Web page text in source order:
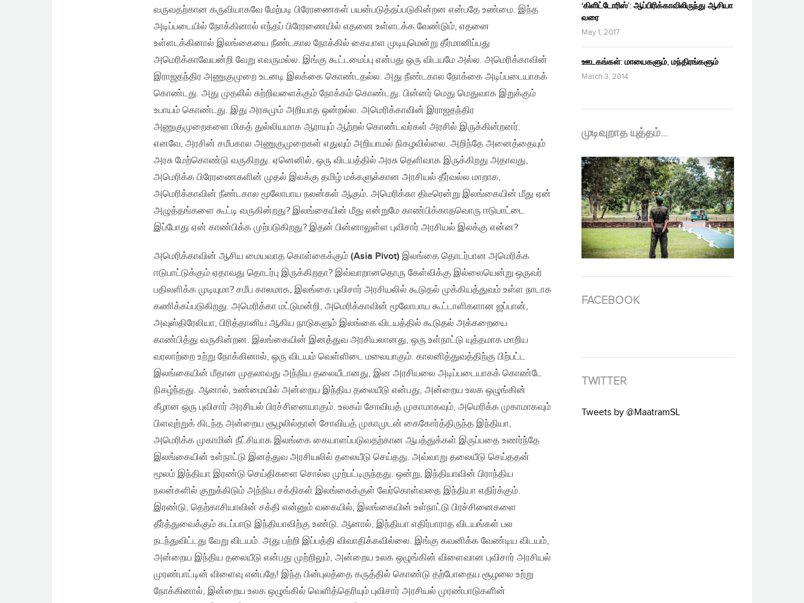
வருவதற்கான கருவியாகவே மேற்படி பிரேரணைகள் பயன்படுத்தப்படுகின்றன என்பதே உண்மை. இந்த
அடிப்படையில் நோக்கினால் எந்தப் பிரேரணையில் எதனை உள்ளடக்க வேண்டும், எதனை
உள்ளடக்கினால் இலங்கையை நீண்டகால நோக்கில் கையாள முடியுமென்று தீர்மானிப்பது
அமெரிக்காவேயன்றி வேறு எவருமல்ல. இங்கு கூட்டமைப்பு என்பது ஒரு விடயமே அல்ல. அமெரிக்காவின்
இராஜதந்திர அணுகுமுறை உடனடி இலக்கை கொண்டதல்ல. அது நீண்டகால நோக்கை அடிப்படையாகக்
கொண்டது. அது முதலில் சுற்றிவளைக்கும் நோக்கம் கொண்டது. பின்னர் மெது மெதுவாக இறுக்கும்
உபாயம் கொண்டது. இது அரசுமும் அறியாத ஒன்றல்ல. அமெரிக்காவின் இராஜதந்திர
அணுகுமுறைகளை மிகத் துல்லியமாக ஆராயும் ஆற்றல் கொண்டவர்கள் அரசில் இருக்கின்றனர்.
எனவே, அரசின் சமீபகால அணுகுமுறைகள் எதுவும் அறியாமல் நிகழவில்லை. அறிந்தே அனைத்தையும்
அரசு மேற்கொண்டு வருகிறது. ஏனெனில், ஒரு விடயத்தில் அரசு தெளிவாக இருக்கிறது அதாவது,
அமெரிக்க பிரேரணைகளின் முதல் இலக்கு தமிழ் மக்களுக்கான அரசியல் தீர்வல்ல மாறாக,
அமெரிக்காவின் நீண்டகால மூலோபாய நலன்கள் ஆகும். அமெரிக்கா திடீரென்று இலங்கையின் மீது ஏன்
அழுத்தங்களை கூட்டி வருகின்றது? இலங்கையின் மீது என்றுமே காண்பிக்காதவொரு ஈடுபாட்டை
இப்போது ஏன் காண்பிக்க முற்படுகிறது? இதன் பின்னாலுள்ள புவிசார் அரசியல் இலக்கு என்ன?
அமெரிக்காவின் ஆசிய மையவாத கொள்கைக்கும் (Asia Pivot) இலங்கை தொடர்பான அமெரிக்க
ஈடுபாட்டுக்கும் ஏதாவது தொடர்பு இருக்கிறதா? இவ்வாறானதொரு கேள்விக்கு இல்லையென்று ஒருவர்
பதிலளிக்க முடியுமா? சமீப காலமாக, இலங்கை புவிசார் அரசியலில் கூடுதல் முக்கியத்துவம் உள்ள நாடாக
கணிக்கப்படுகிறது. அமெரிக்கா மட்டுமன்றி, அமெரிக்காவின் மூலோபாய கூட்டாளிகளான ஜப்பான்,
அவுஸ்திரேலியா, பிரித்தானிய ஆகிய நாடுகளும் இலங்கை விடயத்தில் கூடுதல் அக்கறையை
காண்பித்து வருகின்றன. இலங்கையின் இனத்துவ அரசியலானது, ஒரு உள்நாட்டு யுத்தமாக மாறிய
வரலாற்றை உற்று நோக்கினால், ஒரு விடயம் வெள்ளிடை மலையாகும். காலனித்துவத்திற்கு பிற்பட்ட
இலங்கையின் மீதான முதலாவது அந்நிய தலையீடானது, இன அரசியலை அடிப்படையாகக் கொண்டே
நிகழ்ந்தது. ஆனால், உண்மையில் அன்றைய இந்திய தலையீடு என்பது, அன்றைய உலக ஒழுங்கின்
கீழான ஒரு புவிசார் அரசியல் பிரச்சினையாகும். உலகம் சோவியத் முகாமாகவும், அமெரிக்க முகாமாகவும்
பிளவுற்றுக் கிடந்த அன்றைய சூழலில்தான் சோவியத் முகாமுடன் கைகோர்த்திருந்த இந்தியா,
அமெரிக்க முகாமின் நீட்சியாக இலங்கை கையாளப்படுவதற்கான ஆபத்துக்கள் இருப்பதை உணர்ந்தே
இலங்கையின் உள்நாட்டு இனத்துவ அரசியலில் தலையீடு செய்தது. அவ்வாறு தலையீடு செய்ததன்
மூலம் இந்தியா இரண்டு செய்திகளை சொல்ல முற்பட்டிருந்தது. ஒன்று, இந்தியாவின் பிராந்திய
நலன்களில் குறுக்கிடும் அந்நிய சக்திகள் இலங்கைக்குள் வேர்கொள்வதை இந்தியா எதிர்க்கும்.
இரண்டு, தெற்காசியாவின் சக்தி என்னும் வகையில், இலங்கையின் உள்நாட்டு பிரச்சினைகளை
தீர்த்துவைக்கும் கடப்பாடு இந்தியாவிற்கு உண்டு. ஆனால், இந்தியா எதிர்பாராத விடயங்கள் பல
நடந்துவிட்டது வேறு விடயம். அது பற்றி இப்பத்தி விவாதிக்கவில்லை. இங்கு கவனிக்க வேண்டிய விடயம்,
அன்றைய இந்திய தலையீடு என்பது முற்றிலும், அன்றைய உலக ஒழுங்கின் விளைவான புவிசார் அரசியல்
முரண்பாட்டின் விளைவு என்பதே! இந்த பின்புலத்தை கருத்தில் கொண்டு தற்போதைய சூழலை உற்று
நோக்கினால், இன்றைய உலக ஒழுங்கில் வெளித்தெரியும் புவிசார் அரசியல் முரண்பாடுகளின்
‘கிளிட்டோரிஸ்’: ஆப்பிரிக்காவிலிருந்து ஆசியா
வரை
May 1, 2017
ஊடகங்கள்: மாயைகளும், மந்திரங்களும்
March 3, 2014
முடிவுறாத யுத்தம்…
FACEBOOK
TWITTER
Tweets by @MaatramSL